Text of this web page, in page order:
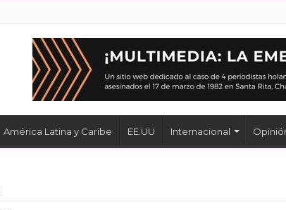
América Latina y Caribe EE.UU Internacional